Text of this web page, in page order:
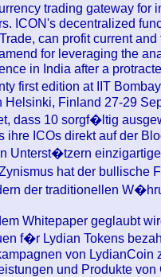
trading gateway for
ICON's decentralized
can profit current
for leveraging the
in India after a
first edition at IIT
Helsinki, Finland 27-29
dass 10 sorgf�ltig
ihre ICOs direkt auf der
Unterst�tzern
hat der bullische
der traditionellen
Whitepaper geglaubt
f�r Lydian Tokens
von LydianCoin
und Produkte von